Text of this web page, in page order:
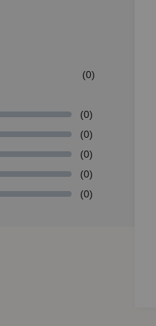
於愛爾蘭的貝爾法斯特，
暨文藝復興時期英國文學講
（1936）一書享譽學界。其
》（1964）。
(0)
(0)
(0)
(0)
(0)
(0)